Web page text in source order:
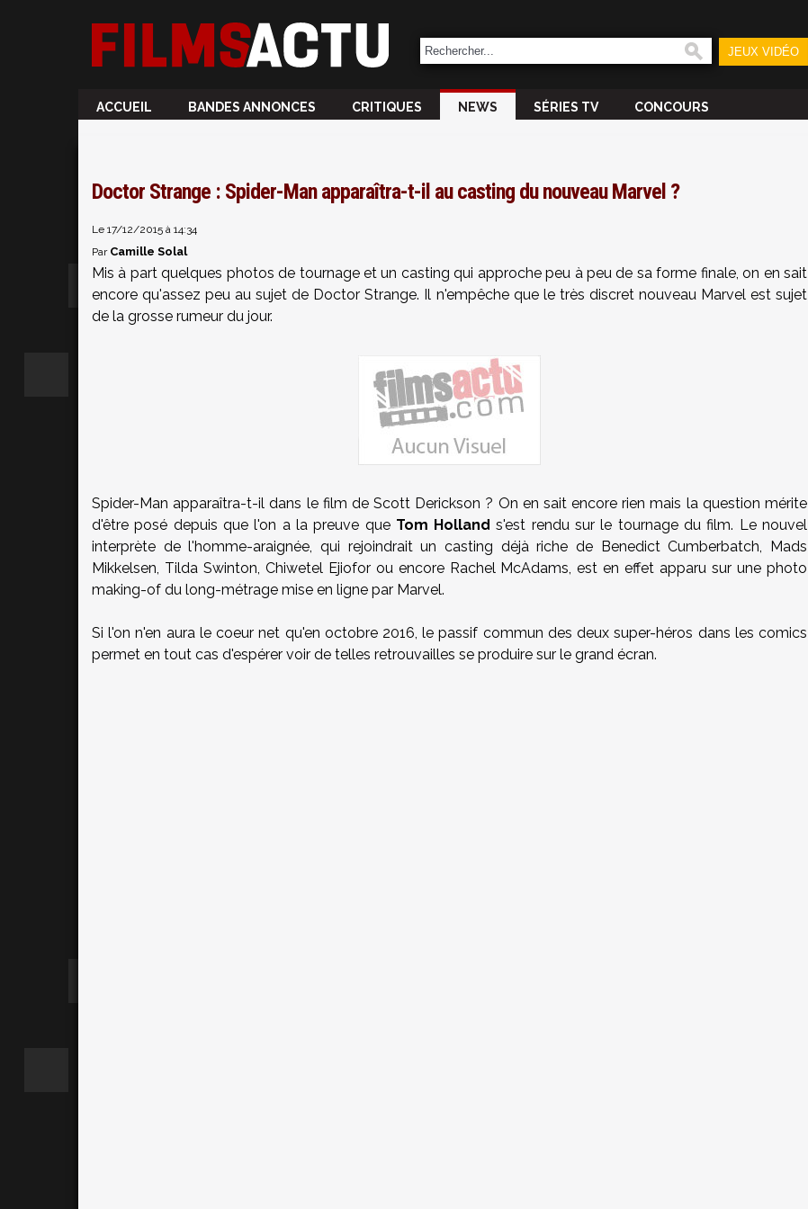
JEUX VIDÉO
ACCUEIL BANDES ANNONCES CRITIQUES NEWS SÉRIES TV CONCOURS
Doctor Strange : Spider-Man apparaîtra-t-il au casting du nouveau Marvel ?
Le 17/12/2015 à 14:34
Par Camille Solal
Mis à part quelques photos de tournage et un casting qui approche peu à peu de sa forme finale, on en sait
encore qu'assez peu au sujet de Doctor Strange. Il n'empêche que le très discret nouveau Marvel est sujet
de la grosse rumeur du jour.
Spider-Man apparaîtra-t-il dans le film de Scott Derickson ? On en sait encore rien mais la question mérite
d'être posé depuis que l'on a la preuve que Tom Holland s'est rendu sur le tournage du film. Le nouvel
interprète de l'homme-araignée, qui rejoindrait un casting déjà riche de Benedict Cumberbatch, Mads
Mikkelsen, Tilda Swinton, Chiwetel Ejiofor ou encore Rachel McAdams, est en effet apparu sur une photo
making-of du long-métrage mise en ligne par Marvel.
Si l'on n'en aura le coeur net qu'en octobre 2016, le passif commun des deux super-héros dans les comics
permet en tout cas d'espérer voir de telles retrouvailles se produire sur le grand écran.